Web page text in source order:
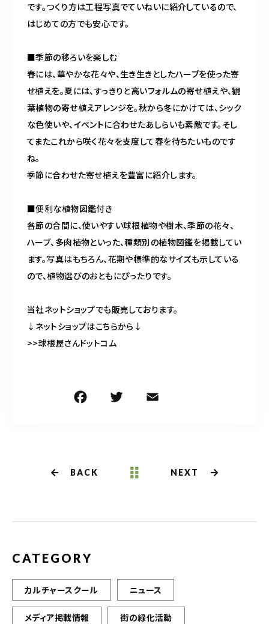
です。つくり方は工程写真でていねいに紹介しているので、
はじめての方でも安心です。
■季節の移ろいを楽しむ
春には、華やかな花々や、生き生きとしたハーブを使った寄
せ植えを。夏には、すっきりと高いフォルムの寄せ植えや、観
葉植物の寄せ植えアレンジを。秋から冬にかけては、シック
な色使いや、イベントに合わせたあしらいも素敵です。そし
てまたこれから咲く花々を支度して春を待ちたいものです
ね。
季節に合わせた寄せ植えを豊富に紹介します。
■便利な植物図鑑付き
各節の合間に、使いやすい球根植物や樹木、季節の花々、
ハーブ、多肉植物といった、種類別の植物図鑑を掲載してい
ます。写真はもちろん、花期や標準的なサイズも示している
ので、植物選びのおともにぴったりです。
当社ネットショップでも販売しております。
>>球根屋さんドットコム
b r
BACK NEXT
CATEGORY
カルチャースクール ニュース
メディア掲載情報 街の緑化活動